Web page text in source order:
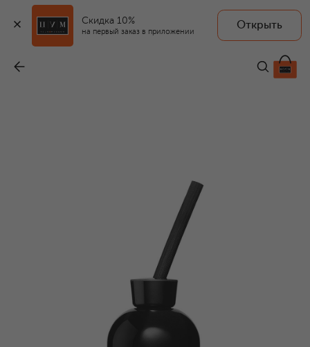
Скидка 10%
на первый заказ в приложении
Открыть
18 980 ₽